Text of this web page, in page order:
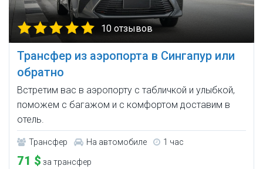
10 отзывов
Трансфер из аэропорта в Сингапур или
обратно
Встретим вас в аэропорту с табличкой и улыбкой,
поможем с багажом и с комфортом доставим в
отель.
Трансфер На автомобиле 1 час
71 $ за трансфер